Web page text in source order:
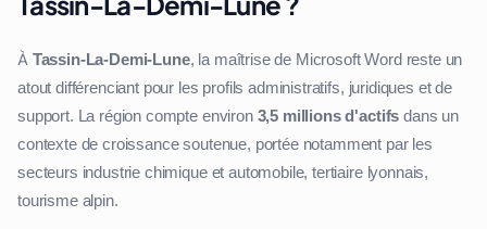
À Tassin-La-Demi-Lune, la maîtrise de Microsoft Word reste un
atout différenciant pour les profils administratifs, juridiques et de
support. La région compte environ 3,5 millions d'actifs dans un
contexte de croissance soutenue, portée notamment par les
secteurs industrie chimique et automobile, tertiaire lyonnais,
tourisme alpin.